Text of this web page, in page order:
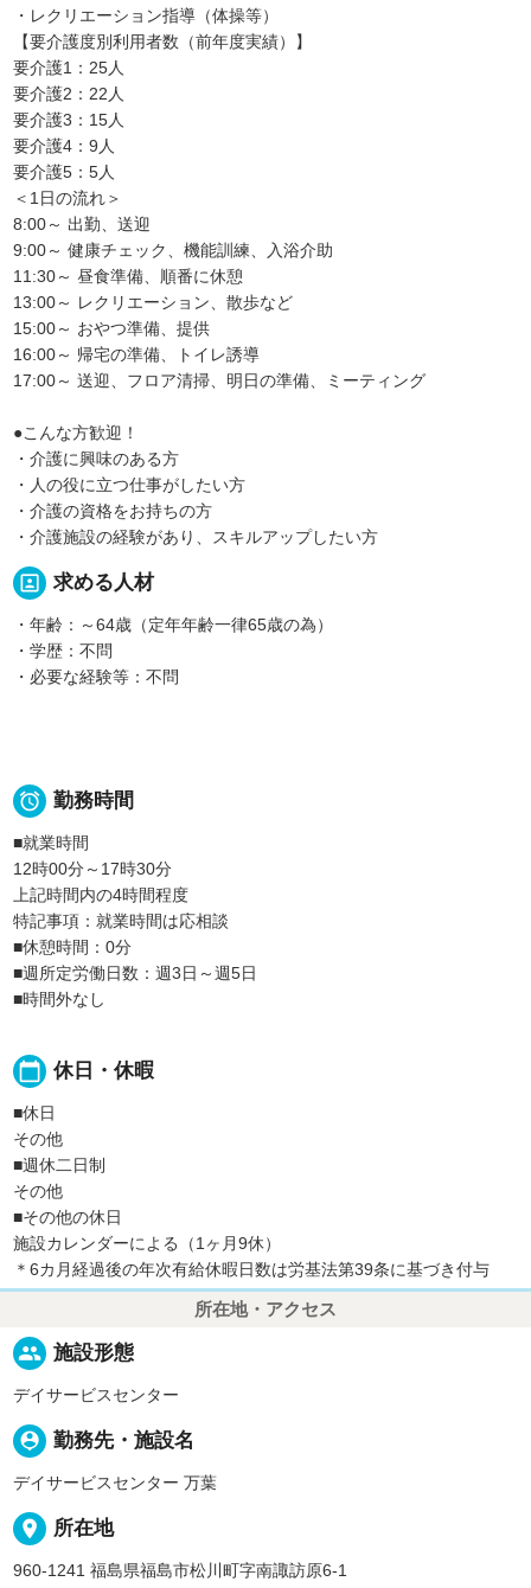
・レクリエーション指導（体操等）
【要介護度別利用者数（前年度実績）】
要介護1：25人
要介護2：22人
要介護3：15人
要介護4：9人
要介護5：5人
＜1日の流れ＞
8:00～ 出勤、送迎
9:00～ 健康チェック、機能訓練、入浴介助
11:30～ 昼食準備、順番に休憩
13:00～ レクリエーション、散歩など
15:00～ おやつ準備、提供
16:00～ 帰宅の準備、トイレ誘導
17:00～ 送迎、フロア清掃、明日の準備、ミーティング
●こんな方歓迎！
・介護に興味のある方
・人の役に立つ仕事がしたい方
・介護の資格をお持ちの方
・介護施設の経験があり、スキルアップしたい方
portrait 求める人材
・年齢：～64歳（定年年齢一律65歳の為）
・学歴：不問
・必要な経験等：不問
 勤務時間
■就業時間
12時00分～17時30分
上記時間内の4時間程度
特記事項：就業時間は応相談
■休憩時間：0分
■週所定労働日数：週3日～週5日
■時間外なし
calendar_today 休日・休暇
■休日
その他
■週休二日制
その他
■その他の休日
施設カレンダーによる（1ヶ月9休）
＊6カ月経過後の年次有給休暇日数は労基法第39条に基づき付与
所在地・アクセス
people 施設形態
デイサービスセンター
person_pin 勤務先・施設名
デイサービスセンター 万葉
place 所在地
960-1241 福島県福島市松川町字南諏訪原6-1